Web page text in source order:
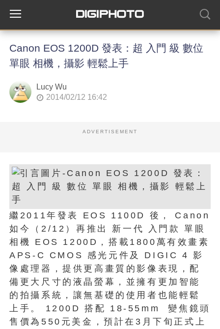
Canon EOS 1200D 發表：超 入門 級 數位
單眼 相機，攝影 輕鬆上手
Lucy Wu
2014/02/12 16:42
ADVERTISEMENT
繼2011年發表 EOS 1100D 後， Canon
如今（2/12）再推出 新一代 入門款 單眼
相機 EOS 1200D，搭載1800萬有效畫素
APS-C CMOS 感光元件及 DIGIC 4 影
像處理器，提供更高畫質的影像表現，配
備更大尺寸的液晶螢幕，並擁有更加智能
的拍攝系統，讓無基礎的使用者也能輕鬆
上手。 1200D 搭配 18-55mm 變焦鏡頭
售價為550元美金，預計在3月下旬正式上